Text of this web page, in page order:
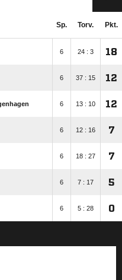
Sp. Torv. Pkt.
6 24 : 3 18
6 37 : 15 12
6 13 : 10 12
6 12 : 16 7
6 18 : 27 7
6 7 : 17 5
6 5 : 28 0